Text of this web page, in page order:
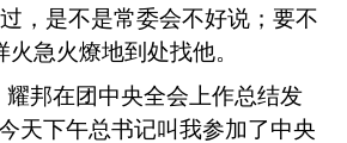
，是不是常委会不好说；要不
急火燎地到处找他。
耀邦在团中央全会上作总结发
天下午总书记叫我参加了中央